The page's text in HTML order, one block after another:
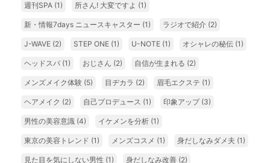
週刊SPA (1) 所さん! 大変ですよ (1)
新・情報7days ニュースキャスター (1) ラジオで紹介 (2)
J-WAVE (2) STEP ONE (1) U-NOTE (1) オシャレの秘伝 (1)
ヘッドスパ (1) おじさん (2) 自信が生まれる (2)
メンズメイク体験 (5) 目ヂカラ (2) 眉毛エクステ (1)
ヘアメイク (2) 自己プロデュース (1) 印象アップ (3)
男性の美容意識 (4) イケメンを分析 (1)
東京の美容トレンド (1) メンズコスメ (1) 身だしなみダメ夫 (1)
見た目を気にしない男性 (1) 身だしなみ改善 (2)